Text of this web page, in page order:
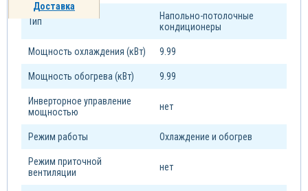
Доставка
Тип
Напольно-потолочные
кондиционеры
Мощность охлаждения (кВт) 9.99
Мощность обогрева (кВт) 9.99
Инверторное управление
мощностью
нет
Режим работы Охлаждение и обогрев
Режим приточной
вентиляции
нет